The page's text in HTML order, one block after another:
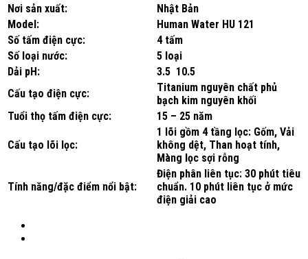
Nơi sản xuất:
Nhật Bản
Model:
Human Water HU 121
Số tấm điện cực:
4 tấm
Số loại nước:
5 loại
Dải pH:
3.5 10.5
Cấu tạo điện cực:
Titanium nguyên chất phủ
bạch kim nguyên khối
Tuổi thọ tấm điện cực:
15 – 25 năm
Cấu tạo lõi lọc:
1 lõi gồm 4 tầng lọc: Gốm, Vải
không dệt, Than hoạt tính,
Màng lọc sợi rỗng
Tính năng/đặc điểm nổi bật:
Điện phân liên tục: 30 phút tiêu
chuẩn. 10 phút liên tục ở mức
điện giải cao